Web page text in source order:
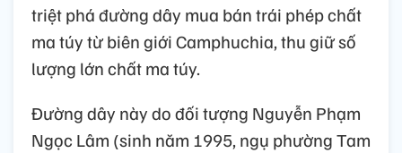
triệt phá đường dây mua bán trái phép chất
ma túy từ biên giới Camphuchia, thu giữ số
lượng lớn chất ma túy.
Đường dây này do đối tượng Nguyễn Phạm
Ngọc Lâm (sinh năm 1995, ngụ phường Tam